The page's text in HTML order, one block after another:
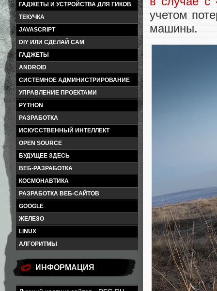
ГАДЖЕТЫ И УСТРОЙСТВА ДЛЯ ГИКОВ
ТЕКУЧКА
JAVASCRIPT
DIY ИЛИ СДЕЛАЙ САМ
ГАДЖЕТЫ
ANDROID
СИСТЕМНОЕ АДМИНИСТРИРОВАНИЕ
УПРАВЛЕНИЕ ПРОЕКТАМИ
PYTHON
РАЗРАБОТКА
ИСКУССТВЕННЫЙ ИНТЕЛЛЕКТ
OPEN SOURCE
БУДУЩЕЕ ЗДЕСЬ
ВЕБ-РАЗРАБОТКА
КОСМОНАВТИКА
РАЗРАБОТКА ВЕБ-САЙТОВ
GOOGLE
ЖЕЛЕЗО
LINUX
АЛГОРИТМЫ
ИНФОРМАЦИЯ
учетом
машины.